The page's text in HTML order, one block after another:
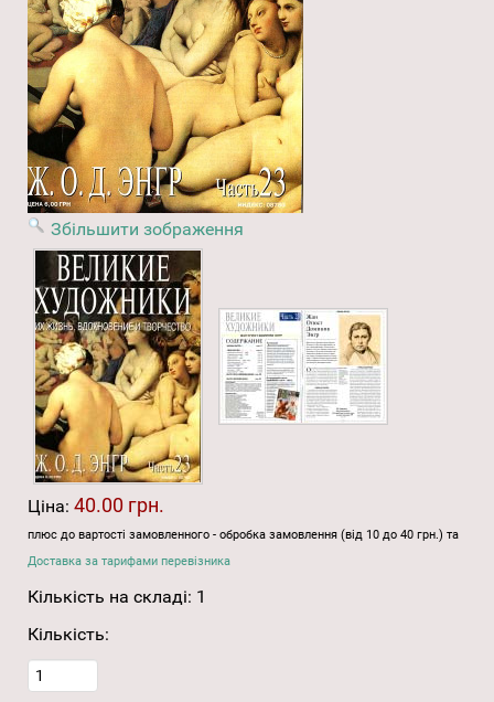
Збільшити зображення
Ціна: 40.00 грн.
плюс до вартості замовленного - обробка замовлення (від 10 до 40 грн.) та
Доставка за тарифами перевізника
Кількість на складі: 1
Кількість: